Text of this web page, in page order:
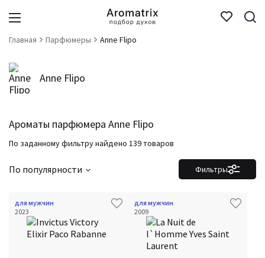
Главная Парфюмеры Anne Flipo
Anne Flipo
Ароматы парфюмера Anne Flipo
По заданному фильтру найдено 139 товаров
Фильтры
По популярности
для мужчин
2023
для мужчин
2009